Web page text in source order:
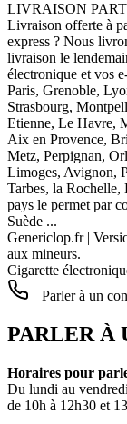
LIVRAISON
Livraison offerte à
express ? Nous
livraison le
électronique et vos
Paris, Grenoble,
Strasbourg,
Etienne, Le Havre,
Aix en Provence,
Metz, Perpignan,
Limoges, Avignon,
Tarbes, la
pays le permet par
Suède ...
Genericlop.fr|
aux mineurs.
Cigarette
Parler à un
PARLER À
Horaires pour
Du lundi au vendredi
de 10h à 12h30 et